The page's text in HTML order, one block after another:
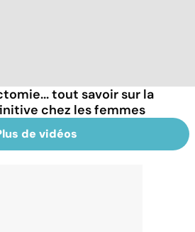
tout savoir sur la
chez les femmes
de vidéos